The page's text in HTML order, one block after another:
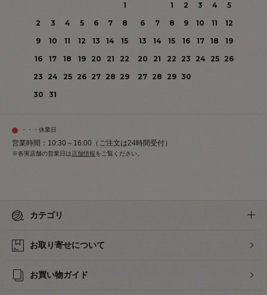
1
2
3 4 5 6 7
8
9
10 11 12 13 14
15
16
17 18 19 20 21
22
23
24 25 26 27 28 29
30
31
1 2 3 4
5
6
7 8 9 10 11
12
13
14 15 16 17 18
19
20
21 22 23 24 25
26
27 28 29 30
・・・休業日
営業時間：10:30～16:00（ご注文は24時間受付）
※各実店舗の営業日は 店舗情報をご覧ください。
カテゴリ
お取り寄せについて
お買い物ガイド